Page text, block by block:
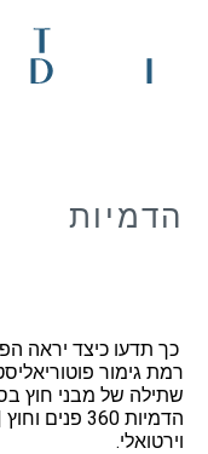
הדמיות
כך תדעו כיצד יראה
רמת גימור
שתילה של מבני חוץ
הדמיות 360
וירטואלי.